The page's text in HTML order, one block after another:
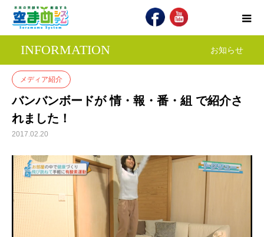
INFORMATION お知らせ
メディア紹介
バンバンボードが 情・報・番・組 で紹介さ
れました！
2017.02.20